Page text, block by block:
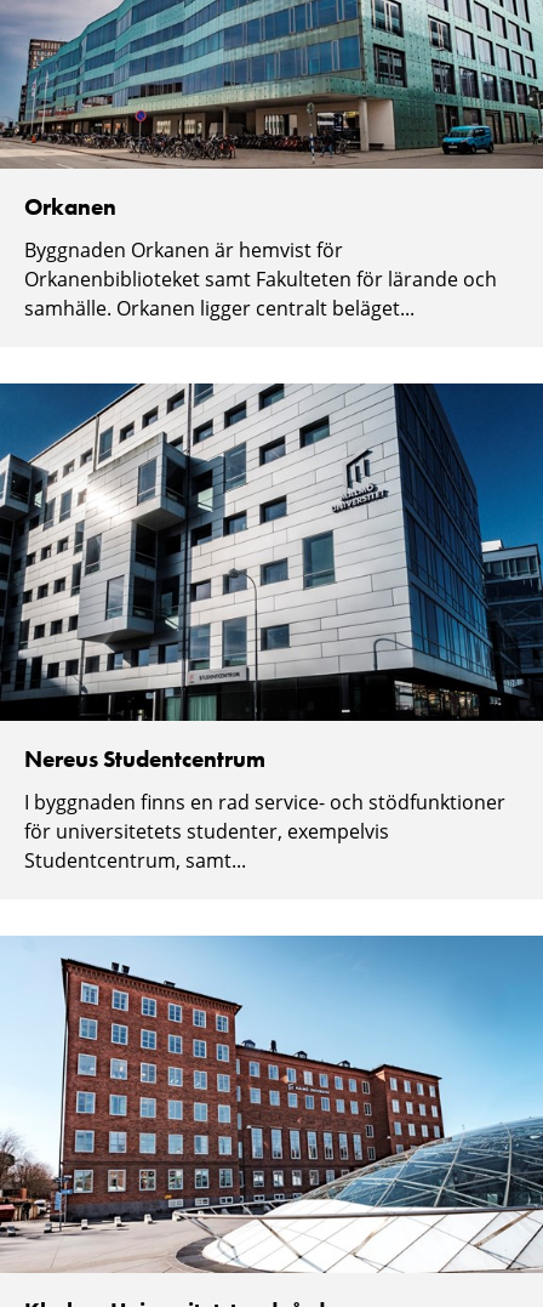
Orkanen
Byggnaden Orkanen är hemvist för
Orkanenbiblioteket samt Fakulteten för lärande och
samhälle. Orkanen ligger centralt beläget...
Nereus Studentcentrum
I byggnaden finns en rad service- och stödfunktioner
för universitetets studenter, exempelvis
Studentcentrum, samt...